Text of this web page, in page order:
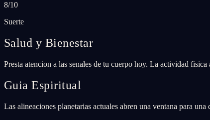
8/10
Suerte
Salud y Bienestar
Presta atencion a las senales de tu cuerpo hoy. La actividad
Guia Espiritual
Las alineaciones planetarias actuales abren una ventana para